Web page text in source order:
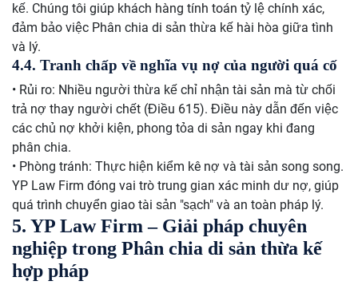
kế. Chúng tôi giúp khách hàng tính toán tỷ lệ chính xác,
đảm bảo việc Phân chia di sản thừa kế hài hòa giữa tình
và lý.
4.4. Tranh chấp về nghĩa vụ nợ của người quá cố
• Rủi ro: Nhiều người thừa kế chỉ nhận tài sản mà từ chối
trả nợ thay người chết (Điều 615). Điều này dẫn đến việc
các chủ nợ khởi kiện, phong tỏa di sản ngay khi đang
phân chia.
• Phòng tránh: Thực hiện kiểm kê nợ và tài sản song song.
YP Law Firm đóng vai trò trung gian xác minh dư nợ, giúp
quá trình chuyển giao tài sản "sạch" và an toàn pháp lý.
5. YP Law Firm – Giải pháp chuyên
nghiệp trong Phân chia di sản thừa kế
hợp pháp